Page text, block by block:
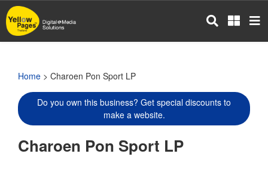
Skip
to
main
Home > Charoen Pon Sport LP
Do you own this business? Get special discounts to
make a website.
Charoen Pon Sport LP